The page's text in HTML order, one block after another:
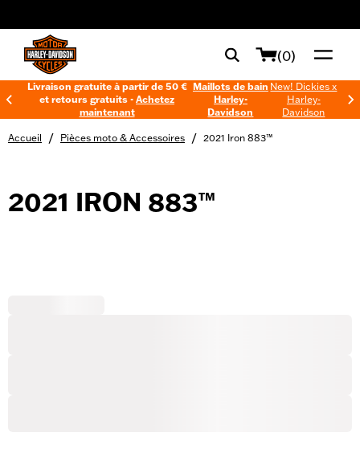
(0)
Livraison gratuite à partir de 50 €
et retours gratuits -Achetez
maintenant
Maillots de bain
Harley-
Davidson
New! Dickies x
Harley-
Davidson
Accueil / Pièces moto & Accessoires / 2021 Iron 883™
2021 IRON 883™